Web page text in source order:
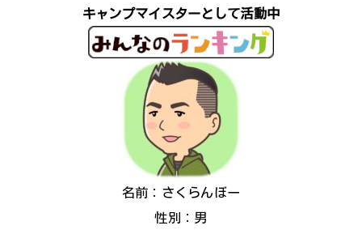
キャンプマイスターとして活動中
名前：さくらんぼー
性別：男